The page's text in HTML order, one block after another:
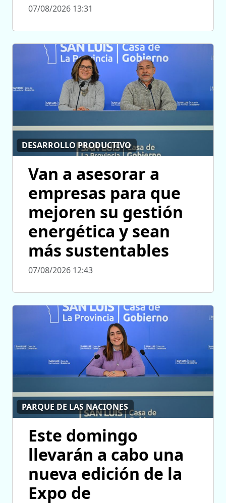
07/08/2026 13:31
DESARROLLO PRODUCTIVO
Van a asesorar a
empresas para que
mejoren su gestión
energética y sean
más sustentables
07/08/2026 12:43
PARQUE DE LAS NACIONES
Este domingo
llevarán a cabo una
nueva edición de la
Expo de